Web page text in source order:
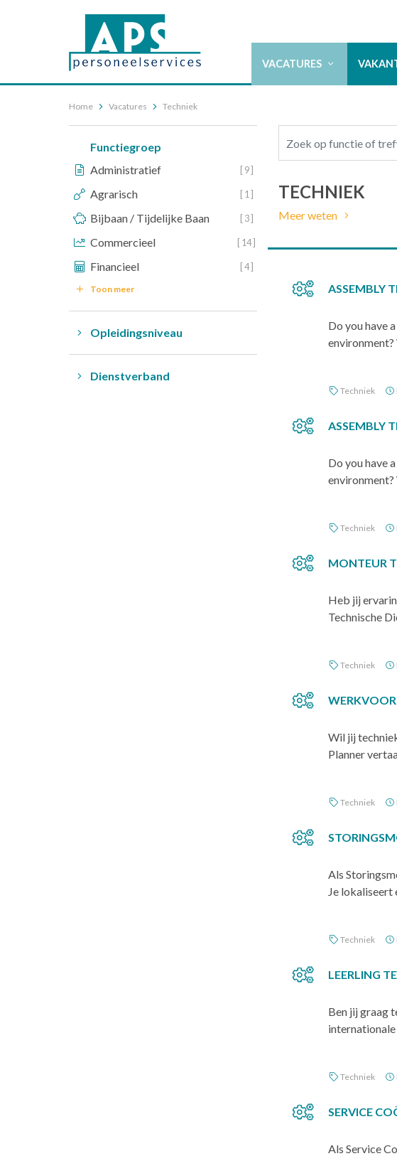
VACATURES
Home Vacatures Techniek
Functiegroep
Administratief
[ 9 ]
Agrarisch [ 1 ]
Bijbaan / Tijdelijke Baan [ 3 ]
Commercieel [ 14 ]
Financieel [ 4 ]
Toon meer
Opleidingsniveau
Dienstverband
TECHNIEK
Meer weten
ASSEMBLY
Do you have
Techniek
ASSEMBLY
Do you have
Techniek
MONTEUR
Heb jij
Technische
Techniek
Wil jij
Planner
Techniek
Als
Je lokaliseert
Techniek
LEERLING
Ben jij graag
Techniek
SERVICE
Als Service